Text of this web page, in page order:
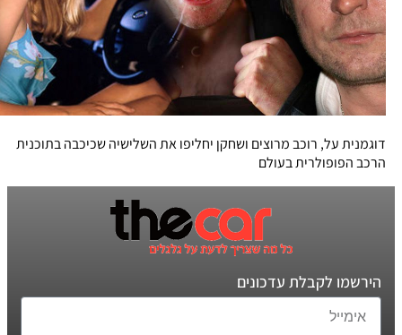
דוגמנית על, רוכב מרוצים ושחקן יחליפו את השלישיה שכיכבה בתוכנית
הרכב הפופולרית בעולם
הירשמו לקבלת עדכונים